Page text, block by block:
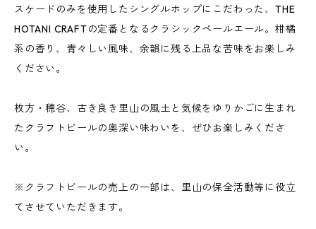
スケードのみを使用したシングルホップにこだわった、THE
HOTANI CRAFTの定番となるクラシックペールエール。柑橘
系の香り、青々しい風味、余韻に残る上品な苦味をお楽しみ
ください。
枚方・穂谷、古き良き里山の風土と気候をゆりかごに生まれ
たクラフトビールの奥深い味わいを、ぜひお楽しみくださ
い。
※クラフトビールの売上の一部は、里山の保全活動等に役立
てさせていただきます。